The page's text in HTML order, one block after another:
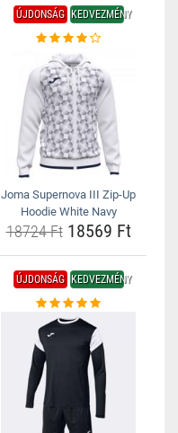
ÚJDONSÁG KEDVEZMÉNY
Joma Supernova III Zip-Up
Hoodie White Navy
18724 Ft18569 Ft
ÚJDONSÁG KEDVEZMÉNY